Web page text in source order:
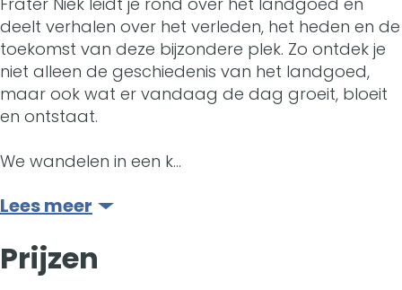
v
e
r
e
o
v
e
h
e
g
o
v
r
h
e
r
h
t
L
n
deelt verhalen over het verleden, het heden en de
toekomst van deze bijzondere plek. Zo ontdek je
niet alleen de geschiedenis van het landgoed,
maar ook wat er vandaag de dag groeit, bloeit
en ontstaat.
We wandelen in een k…
Lees meer
Prijzen